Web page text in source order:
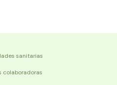
sanitarias
colaboradoras